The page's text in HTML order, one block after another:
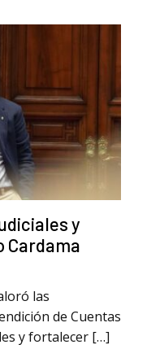
y
Cardama
las
de Cuentas
y fortalecer […]